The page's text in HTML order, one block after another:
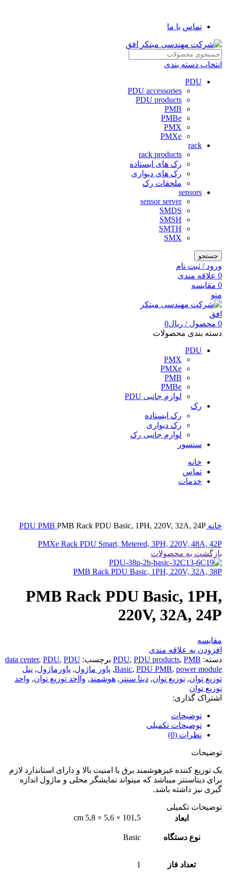
تماس با ما
انتخاب دسته بندی
PDU
PDU accessories
PDU products
PMB
PMBe
PMX
PMXe
rack
rack products
رک های ایستاده
رک های دیواری
ملحقات رک
sensors
sensor server
SMDS
SMSH
SMTH
SMX
جستجو
ورود / ثبت نام
0 علاقه مندی
0 مقایسه
منو
0 محصول / ریال0
دسته بندی محصولات
PDU
PMX
PMXe
PMB
PMBe
لوازم جانبی PDU
رک
رک ایستاده
رک دیواری
لوازم جانبی رک
سنسور
خانه
تماس
خدمات
خانه
PDU PMB PMB Rack PDU Basic, 1PH, 220V, 32A, 24P
PMXe Rack PDU Smart, Metered, 3PH, 220V, 48A, 42P
بازگشت به محصولات
PMB Rack PDU Basic, 1PH, 220V, 32A, 38P
PMB Rack PDU Basic, 1PH,
220V, 32A, 24P
مقایسه
افزودن به علاقه مندی
دسته:
PDU, PDU products, PMB برچسب: data center, PDU, PDU
Basic, PDU PMB, power module
, پاور ماژول, پاورماژول, پنل
توزیع توان, توزیع توان, دیتا سنتر , هوشمند, وااحد توزیع توان, واحد
توزیع توان
اشتراک گذاری:
توضیحات
توضیحات تکمیلی
نظرات (0)
توضیحات
یک توزیع کننده غیرهوشمند برق با امنیت بالا و دارای استاندارد لازم
برای دیتاسنتر میباشد که میتواند نمایشگر محلی و ماژول اندازه
گیری نیز داشته باشد.
توضیحات تکمیلی
ابعاد
101,5 × 5,6 × 5,8 cm
نوع دستگاه Basic
تعداد فاز 1